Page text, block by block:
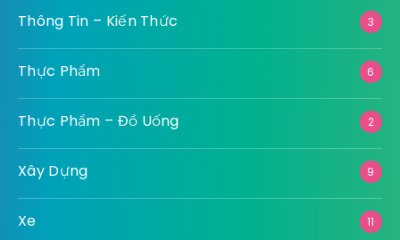
Thông Tin – Kiến Thức 3
Thực Phẩm 6
Thực Phẩm – Đồ Uống 2
Xây Dựng 9
Xe 11